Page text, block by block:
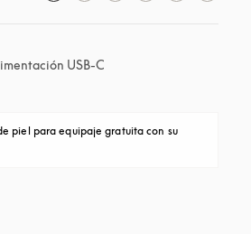
USB-C
piel para equipaje gratuita con su